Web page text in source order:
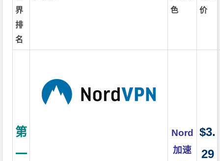
界
排
名
色
价
第
一
Nord
加速
$3.
29